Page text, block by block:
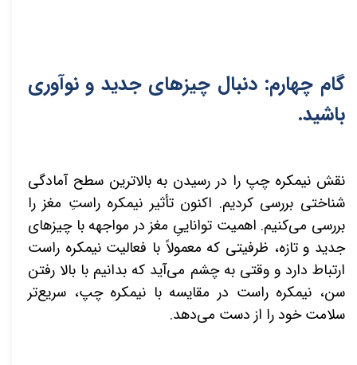
گام چهارم: دنبال چیزهای جدید و نوآوری
باشید.
نقش نیمکره چپ را در رسیدن به بالاترین سطح آمادگی
شناختی بررسی کردیم. اکنون تأثیر نیمکره راستِ مغز را
بررسی می‌کنیم. اهمیت تواناییِ مغز در مواجهه با چیزهای
جدید و تازه، ظرفیتی که معمولاً با فعالیت نیمکره راست
ارتباط دارد و وقتی به چشم می‌آید که بدانیم با بالا رفتن
سن، نیمکره راست در مقایسه با نیمکره چپ، سریع‌تر
سلامت خود را از دست می‌دهد.